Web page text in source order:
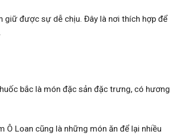
giữ được sự dễ chịu. Đây là nơi thích hợp để
bắc là món đặc sản đặc trưng, có hương
Ô Loan cũng là những món ăn để lại nhiều